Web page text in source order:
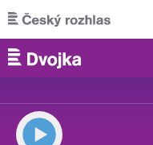
Přejít k hlavnímu obsahu